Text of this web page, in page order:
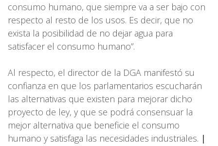
consumo humano, que siempre va a ser bajo con
respecto al resto de los usos. Es decir, que no
exista la posibilidad de no dejar agua para
satisfacer el consumo humano”.
Al respecto, el director de la DGA manifestó su
confianza en que los parlamentarios escucharán
las alternativas que existen para mejorar dicho
proyecto de ley, y que se podrá consensuar la
mejor alternativa que beneficie el consumo
humano y satisfaga las necesidades industriales. |